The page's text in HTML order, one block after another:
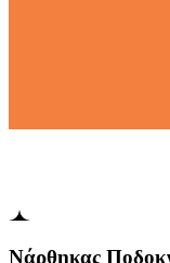
Νάρθηκας